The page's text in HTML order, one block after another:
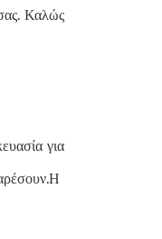
Καλώς
για